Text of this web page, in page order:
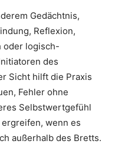
Gedächtnis,
Reflexion,
oder logisch-
des
Sicht hilft die Praxis
Fehler ohne
Selbstwertgefühl
wenn es
außerhalb des Bretts.